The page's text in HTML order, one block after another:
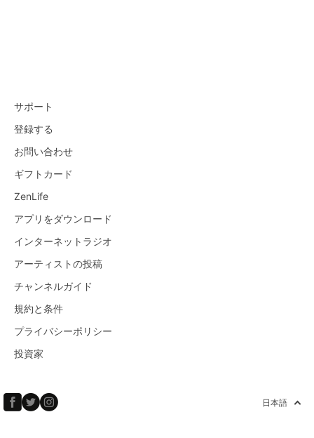
サポート
登録する
お問い合わせ
ギフトカード
ZenLife
アプリをダウンロード
インターネットラジオ
アーティストの投稿
チャンネルガイド
規約と条件
プライバシーポリシー
投資家
日本語